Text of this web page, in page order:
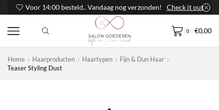
Voor 14:00 besteld.. Vandaag nog verzonden! Check it out
0 €0,00
Home Haarproducten Haartypen
Fijn & Dun Haar
Teaser Styling Dust